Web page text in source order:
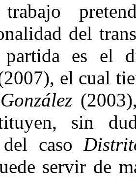
del
es el
el cual
González
sin
caso
servir de